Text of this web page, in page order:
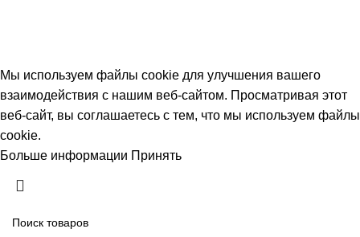
Мы используем файлы cookie для улучшения вашего
взаимодействия с нашим веб-сайтом. Просматривая этот
веб-сайт, вы соглашаетесь с тем, что мы используем файлы
cookie.
Больше информации Принять